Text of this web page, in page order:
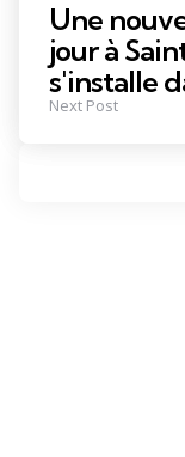
Une
jour à
s'installe
Next Post